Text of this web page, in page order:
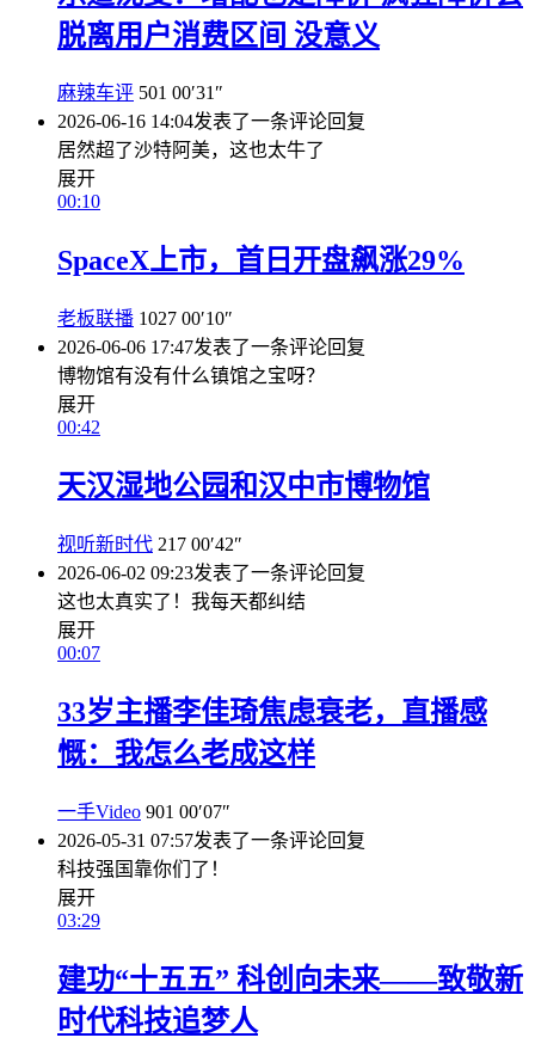
脱离用户消费区间 没意义
麻辣车评 501 00′31″
2026-06-16 14:04发表了一条评论回复
居然超了沙特阿美，这也太牛了
展开
00:10
SpaceX上市，首日开盘飙涨29%
老板联播 1027 00′10″
2026-06-06 17:47发表了一条评论回复
博物馆有没有什么镇馆之宝呀？
展开
00:42
天汉湿地公园和汉中市博物馆
视听新时代 217 00′42″
2026-06-02 09:23发表了一条评论回复
这也太真实了！我每天都纠结
展开
00:07
33岁主播李佳琦焦虑衰老，直播感
慨：我怎么老成这样
一手Video 901 00′07″
2026-05-31 07:57发表了一条评论回复
科技强国靠你们了！
展开
03:29
建功“十五五” 科创向未来——致敬新
时代科技追梦人